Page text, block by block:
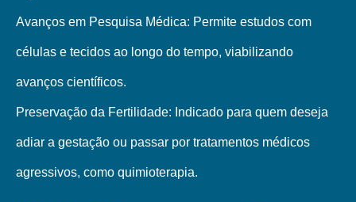
Avanços em Pesquisa Médica: Permite estudos com
células e tecidos ao longo do tempo, viabilizando
avanços científicos.
Preservação da Fertilidade: Indicado para quem deseja
adiar a gestação ou passar por tratamentos médicos
agressivos, como quimioterapia.